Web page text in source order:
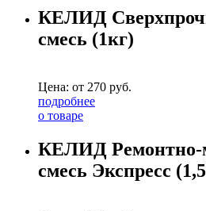
КЕЛИД
смесь (1кг)
Цена: от 270 руб.
подробнее
о товаре
КЕЛИД Ремонтно-
смесь Экспресс